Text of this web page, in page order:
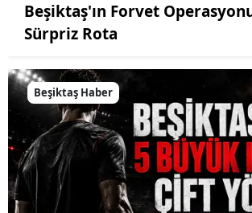
Beşiktaş'ın Forvet
Sürpriz Rota
Beşiktaş Haber